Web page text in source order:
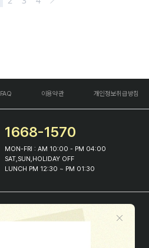
FAQ 이용약관 개인정보취급방침
1668-1570
MON-FRI : AM 10:00 - PM 04:00
SAT,SUN,HOLIDAY OFF
LUNCH PM 12:30 ~ PM 01:30